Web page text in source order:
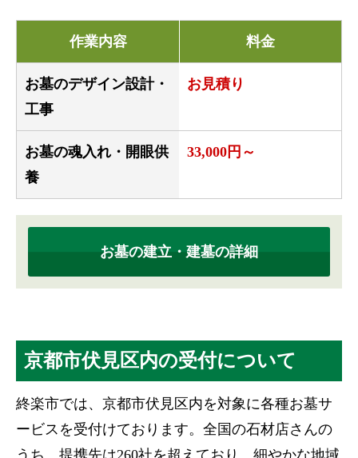
作業内容 料金
お墓のデザイン設計・
工事
お見積り
お墓の魂入れ・開眼供
養
33,000円～
お墓の建立・建墓の詳細
京都市伏見区内の受付について
終楽市では、京都市伏見区内を対象に各種お墓サ
ービスを受付けております。全国の石材店さんの
うち、提携先は260社を超えており、細やかな地域